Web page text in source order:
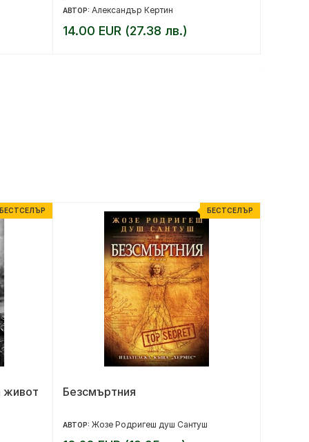
АВТОР: Александър Кертин
14.00 EUR (27.38 лв.)
БЕСТСЕЛЪР
живот
БЕСТСЕЛЪР
Безсмъртния
АВТОР: Жозе Родригеш душ Сантуш